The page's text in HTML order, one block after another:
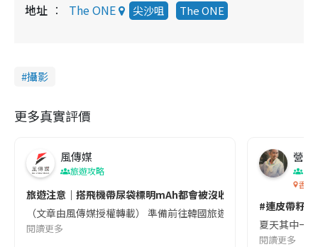
地址
The ONE 尖沙咀 The ONE
攝影
更多真實評價
風傳媒
旅遊攻略
旅遊注意｜搭飛機帶尿袋標明mAh都會被沒收😱出發前切記檢查
（文章由風傳媒授權轉載） 準備前往韓國旅遊的民眾，近期要
閱讀更多
營養
香港
#連皮帶籽
夏天其中一
閱讀更多